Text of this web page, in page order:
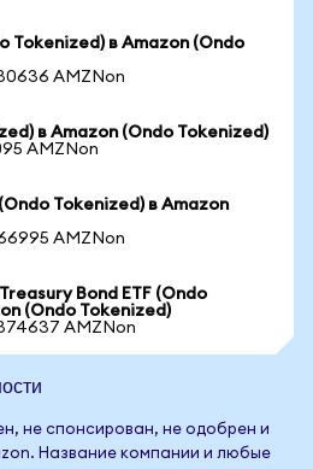
Tokenized) в Amazon (Ondo
AMZNon
в Amazon (Ondo Tokenized)
AMZNon
Tokenized) в Amazon
AMZNon
Bond ETF (Ondo
(Ondo Tokenized)
AMZNon
не спонсирован, не одобрен и
Название компании и любые